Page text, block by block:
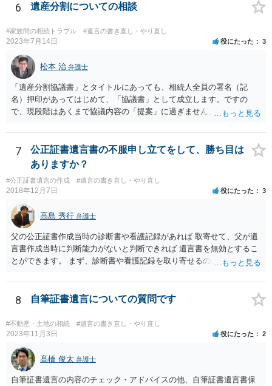
6 遺産分割についての相談
#家族間の相続トラブル #遺言の書き直し・やり直し
2023年7月14日 役にたった 3
松本 治 弁護士
「遺産分割協議書」とタイトルにあっても、相続人全員の署名（記
名）押印があってはじめて、「協議書」として成立します。ですの
で、現段階はあくまで協議内容の「提案」に過ぎません。 納得がいか
成立となります。その場合、成立させたい相続人が、家庭裁判所に遺
産分割調停を申し立てなければなりません。 なお、弁護士の送付状
は、通常、相続人全員分の（本件であれば４通の）「遺産分割協議
書」を作成するところ、１通だけの作成にとどめる理由が書かれてい
るものです。
7
公正証書遺言書の不服申し立てをして、勝ち目は
ありますか？
#公正証書遺言の作成 #遺言の書き直し・やり直し
2018年12月7日 役にたった 3
高島 秀行 弁護士
父の公正証書作成当時の診断書や看護記録があれば 取寄せて、父が遺
言書作成当時に判断能力がないと判断できれば 遺言書を無効とするこ
とができます。 まず、診断書や看護記録を取り寄せるのが重要となり
いと思います。
8 自筆証書遺言についての質問です
#不動産・土地の相続 #遺言の書き直し・やり直し
2023年11月3日 役にたった 2
髙橋 俊太 弁護士
自筆証書遺言の内容のチェック・アドバイスの他、自筆証書遺言書保